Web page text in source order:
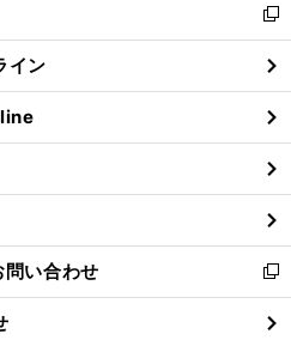
閉
る
新
し
い
ウ
ィ
ン
ド
ウ
で
開
く
イン
い合わせ
新
し
い